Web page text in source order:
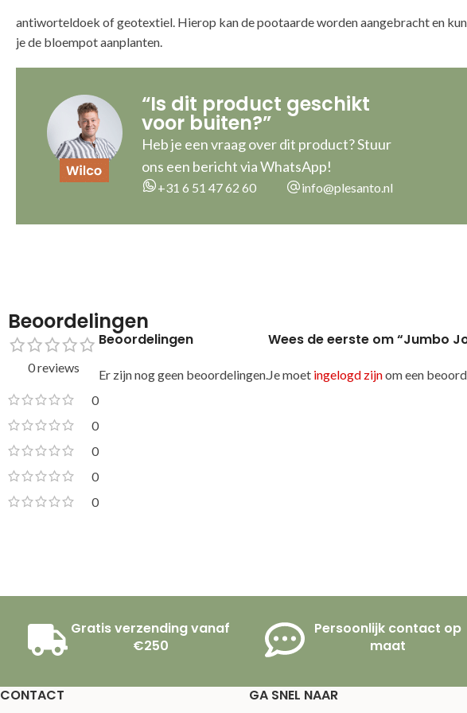
antiworteldoek of geotextiel. Hierop kan de pootaarde worden aangebracht en kun
je de bloempot aanplanten.
“Is dit product geschikt
voor buiten?”
Heb je een vraag over dit product? Stuur
ons een bericht via WhatsApp!
+31 6 51 47 62 60 info@plesanto.nl
Beoordelingen
0 reviews
0
0
0
0
0
Beoordelingen
Er zijn nog geen beoordelingen.
Wees de eerste om “Jumbo
Je moet ingelogd zijnom een
Gratis verzending vanaf
€250
Persoonlijk contact op
maat
CONTACT GA SNEL NAAR